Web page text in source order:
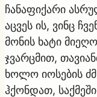
ჩანაფიქარი
აცვეს ის, ვინც
მონის ხატი
ჯვარცმით,
ხოლო იოსების
ჰქონდათ,